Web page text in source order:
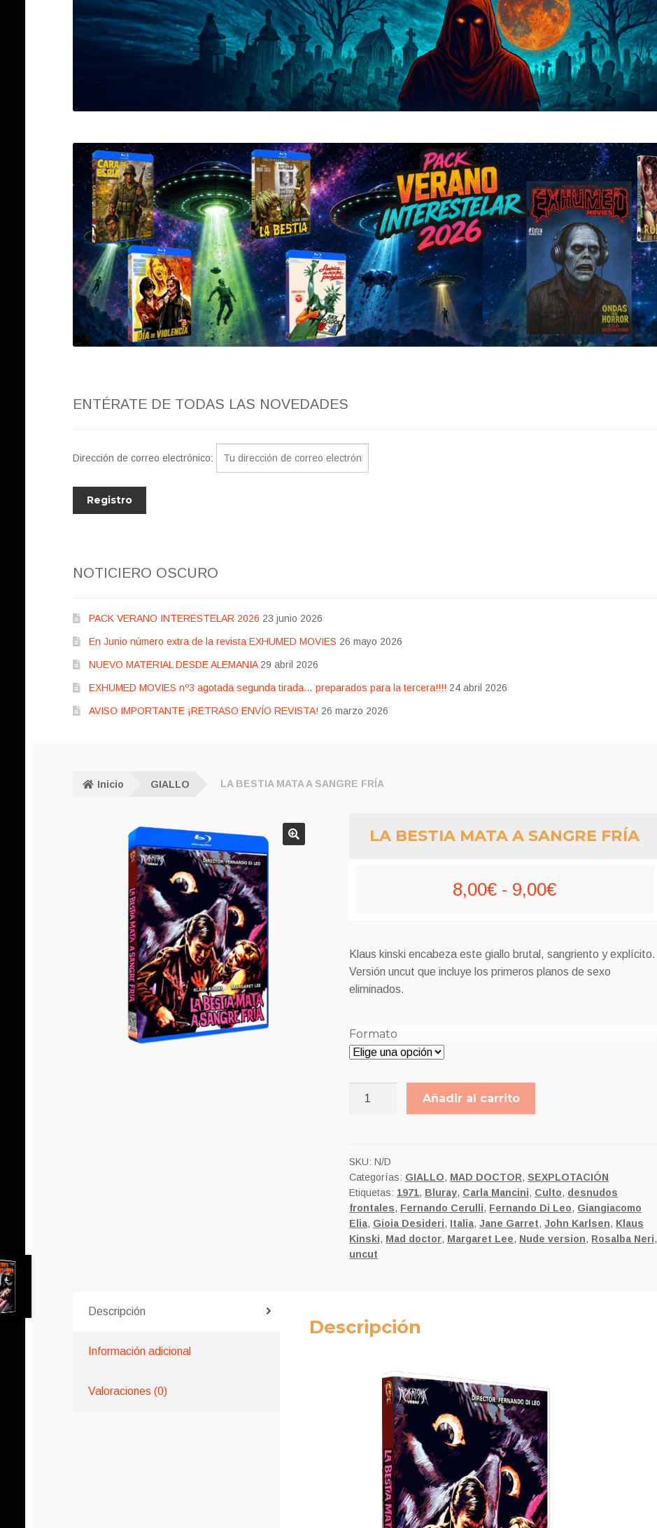
ENTÉRATE DE TODAS LAS NOVEDADES
Dirección de correo electrónico:
NOTICIERO OSCURO
PACK VERANO INTERESTELAR 2026 23 junio 2026
En Junio número extra de la revista EXHUMED MOVIES 26 mayo 2026
NUEVO MATERIAL DESDE ALEMANIA 29 abril 2026
EXHUMED MOVIES nº3 agotada segunda tirada… preparados para la tercera!!!! 24 abril 2026
AVISO IMPORTANTE ¡RETRASO ENVÍO REVISTA! 26 marzo 2026
Inicio GIALLO LA BESTIA MATA A SANGRE FRÍA
LA BESTIA MATA A SANGRE FRÍA
8,00€ - 9,00€Rango
precios:
desde
Klaus kinski encabeza este giallo brutal, sangriento y explícito.
Versión uncut que incluye los primeros planos de sexo
eliminados.
Formato
SANGRE
FRÍA
cantidad
Añadir al carrito
SKU:N/D
Categorías: GIALLO, MAD DOCTOR,SEXPLOTACIÓN
Etiquetas: 1971, Bluray, Carla Mancini, Culto, desnudos
frontales, Fernando Cerulli, Fernando Di Leo, Giangiacomo
Elia, Gioia Desideri, Italia,Jane Garret,John Karlsen, Klaus
Kinski, Mad doctor, Margaret Lee, Nude version, Rosalba Neri,
uncut
Descripción
Información adicional
Valoraciones (0)
Descripción